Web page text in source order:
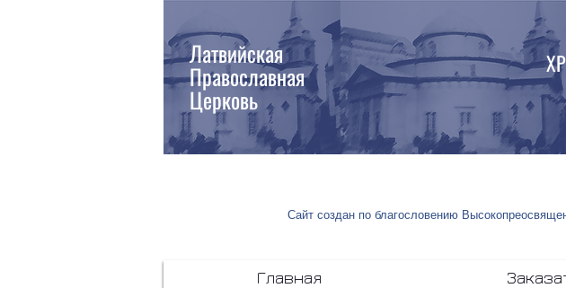
Латвийская
Православная
Церковь
Сайт создан по благословению
Главная